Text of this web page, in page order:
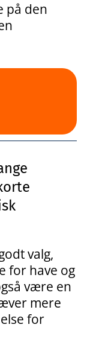
på den
valg,
for have og
være en
mere
for